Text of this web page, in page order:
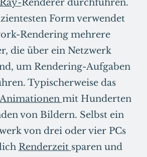
Renderer durchführen.
Form verwendet
Rendering mehrere
die über ein Netzwerk
um Rendering-Aufgaben
Typischerweise das
Animationen mit Hunderten
von Bildern. Selbst ein
von drei oder vier PCs
Renderzeit sparen und